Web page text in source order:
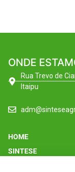
ONDE
Rua Trevo de
Itaipu
HOME
SINTESE